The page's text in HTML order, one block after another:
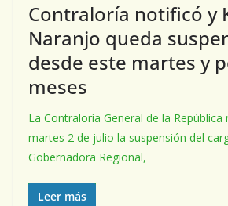
Contraloría notificó y
Naranjo queda
desde este martes y
meses
La Contraloría General de la
martes 2 de julio la suspensión del
Gobernadora Regional,
Leer más